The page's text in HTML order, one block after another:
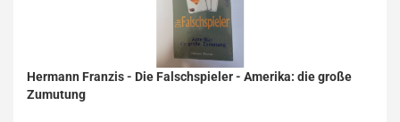
Hermann Franzis - Die Falschspieler - Amerika: die große
Zumutung